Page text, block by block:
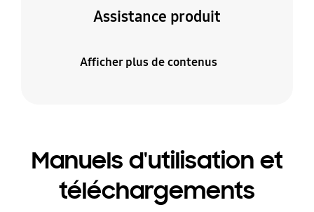
Assistance produit
Afficher plus de contenus
Manuels d'utilisation et
téléchargements